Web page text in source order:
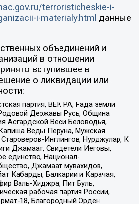
terroristicheskie-i-
i-materialy.html данные
объединений и
в отношении
вступившее в
о ликвидации или
партия, ВЕК РА, Рада земли
Державы Русь, Община
Асгардской Веси Беловодья,
Веды Перуна, Мужская
Инглингов, Нурджулар, К
Джамаат, Свидетели Иеговы,
единство, Национал-
Джамаат мувахидов,
Кабарды, Балкарии и Карачая,
Валь-Хиджра, Пит Буль,
рабочая партия России,
18, Благородный Орден